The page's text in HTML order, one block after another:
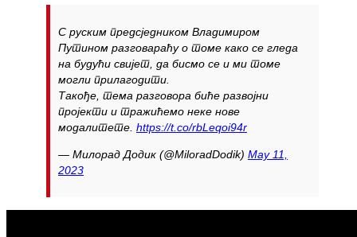
С руским предсједником Владимиром
Путином разговараћу о томе како се гледа
на будући свијет, да бисмо се и ми томе
могли прилагодити.
Такође, тема разговора биће развојни
пројекти и тражићемо неке нове
модалитете. https://t.co/rbLeqoi94r
— Милорад Додик (@MiloradDodik) May 11,
2023